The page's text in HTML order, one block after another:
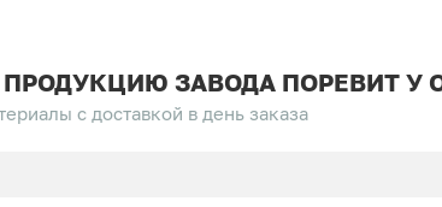
ЗАВОДА ПОРЕВИТ У
с доставкой в день заказа